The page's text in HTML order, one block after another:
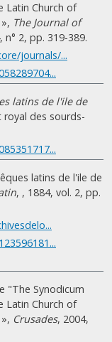
Latin Church of
The Journal of
n° 2, pp. 319-389.
journals/...
latins de l'ile de
royal des sourds-
latins de l'ile de
, , 1884, vol. 2, pp.
"The Synodicum
Latin Church of
Crusades, 2004,